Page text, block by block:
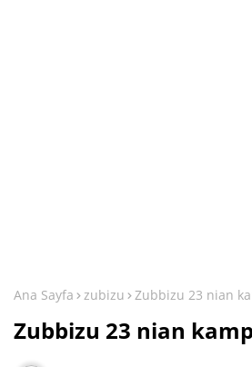
Ana Sayfa zubizu Zubbizu 23 nian
Zubbizu 23 nian